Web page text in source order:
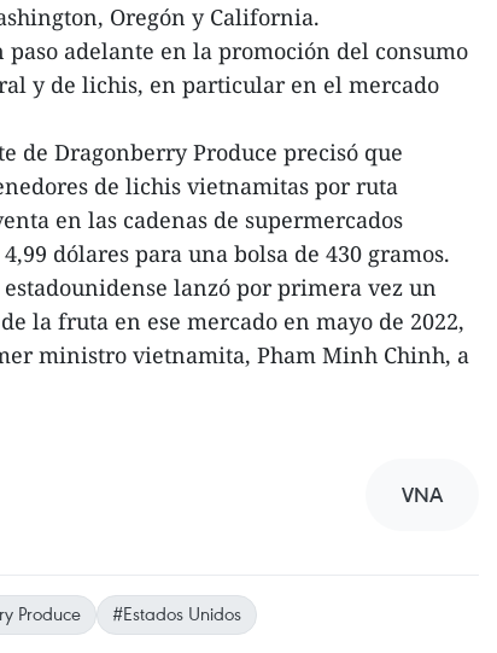
Oregón y California.
adelante en la promoción del consumo
y de lichis, en particular en el mercado
de Dragonberry Produce precisó que
de lichis vietnamitas por ruta
en las cadenas de supermercados
dólares para una bolsa de 430 gramos.
lanzó por primera vez un
la fruta en ese mercado en mayo de 2022,
ministro vietnamita, Pham Minh Chinh, a
VNA
Produce #Estados Unidos